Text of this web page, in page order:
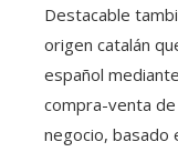
Destacable
origen catalán
español
compra-venta
negocio, basado